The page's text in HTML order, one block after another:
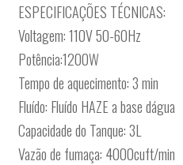
ESPECIFICAÇÕES TÉCNICAS:
Voltagem: 110V 50-60Hz
Potência:1200W
Tempo de aquecimento: 3 min
Fluído: Fluído HAZE a base dágua
Capacidade do Tanque: 3L
Vazão de fumaça: 4000cuft/min